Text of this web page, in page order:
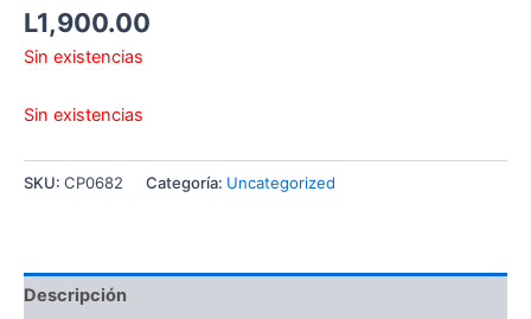
L1,900.00
Sin existencias
Sin existencias
SKU: CP0682 Categoría: Uncategorized
Descripción